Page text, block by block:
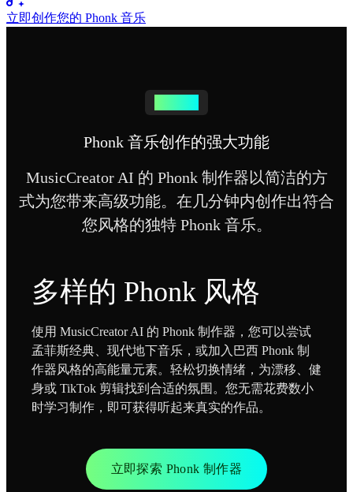
立即创作您的 Phonk 音乐
Phonk 音乐创作的强大功能
MusicCreator AI 的 Phonk 制作器以简洁的方
式为您带来高级功能。在几分钟内创作出符合
您风格的独特 Phonk 音乐。
多样的 Phonk 风格
使用 MusicCreator AI 的 Phonk 制作器，您可以尝试
孟菲斯经典、现代地下音乐，或加入巴西 Phonk 制
作器风格的高能量元素。轻松切换情绪，为漂移、健
身或 TikTok 剪辑找到合适的氛围。您无需花费数小
时学习制作，即可获得听起来真实的作品。
立即探索 Phonk 制作器